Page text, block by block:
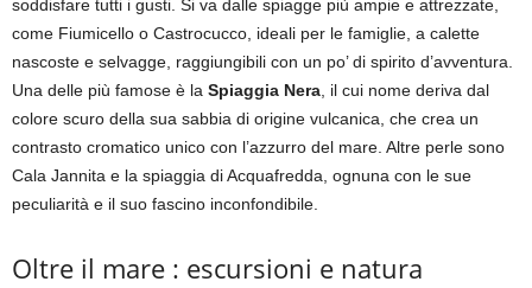
soddisfare tutti i gusti. Si va dalle spiagge più ampie e attrezzate,
come Fiumicello o Castrocucco, ideali per le famiglie, a calette
nascoste e selvagge, raggiungibili con un po’ di spirito d’avventura.
Una delle più famose è la Spiaggia Nera , il cui nome deriva dal
colore scuro della sua sabbia di origine vulcanica, che crea un
contrasto cromatico unico con l’azzurro del mare. Altre perle sono
Cala Jannita e la spiaggia di Acquafredda, ognuna con le sue
peculiarità e il suo fascino inconfondibile.
Oltre il mare : escursioni e natura